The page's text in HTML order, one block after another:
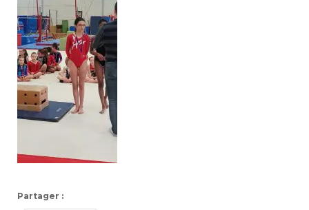
Partager :